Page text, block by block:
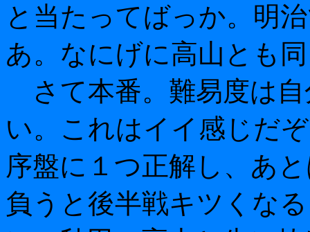
と当たってばっか。明
あ。なにげに高山とも
さて本番。難易度は
い。これはイイ感じだ
序盤に１つ正解し、あ
負うと後半戦キツくな